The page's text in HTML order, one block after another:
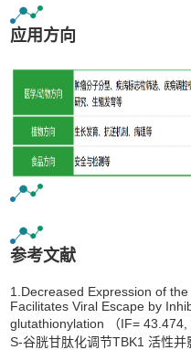
应用方向
参考文献
1.Decreased Expression of
Facilitates Viral Escape by
glutathionylation （IF= 43.474,
S-谷胱甘肽化调节TBK1 活性